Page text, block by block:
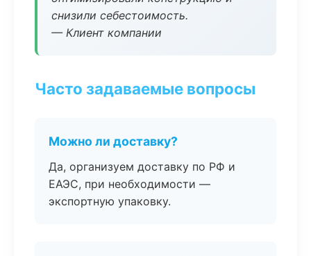
снизили себестоимость.
— Клиент компании
Часто задаваемые вопросы
Можно ли доставку?
Да, организуем доставку по РФ и
ЕАЭС, при необходимости —
экспортную упаковку.